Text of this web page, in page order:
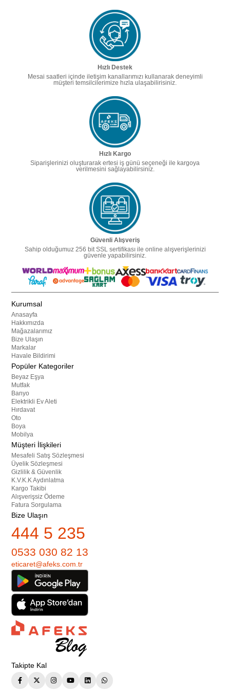
Hızlı Destek
Mesai saatleri içinde iletişim kanallarımızı kullanarak deneyimli
müşteri temsilcilerimize hızla ulaşabilirisiniz.
Hızlı Kargo
Siparişlerinizi oluşturarak ertesi iş günü seçeneği ile kargoya
verilmesini sağlayabilirsiniz.
Güvenli Alışveriş
Sahip olduğumuz 256 bit SSL sertifikası ile online alışverişlerinizi
güvenle yapabilirsiniz.
Kurumsal
Anasayfa
Hakkımızda
Mağazalarımız
Bize Ulaşın
Markalar
Havale Bildirimi
Popüler Kategoriler
Beyaz Eşya
Mutfak
Banyo
Elektrikli Ev Aleti
Hırdavat
Oto
Boya
Mobilya
Müşteri İlişkileri
Mesafeli Satış Sözleşmesi
Üyelik Sözleşmesi
Gizlilik & Güvenlik
K.V.K.K Aydınlatma
Kargo Takibi
Alışverişsiz Ödeme
Fatura Sorgulama
Bize Ulaşın
444 5 235
0533 030 82 13
eticaret@afeks.com.tr
Takipte Kal